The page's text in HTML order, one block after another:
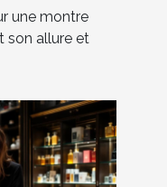
une montre
son allure et